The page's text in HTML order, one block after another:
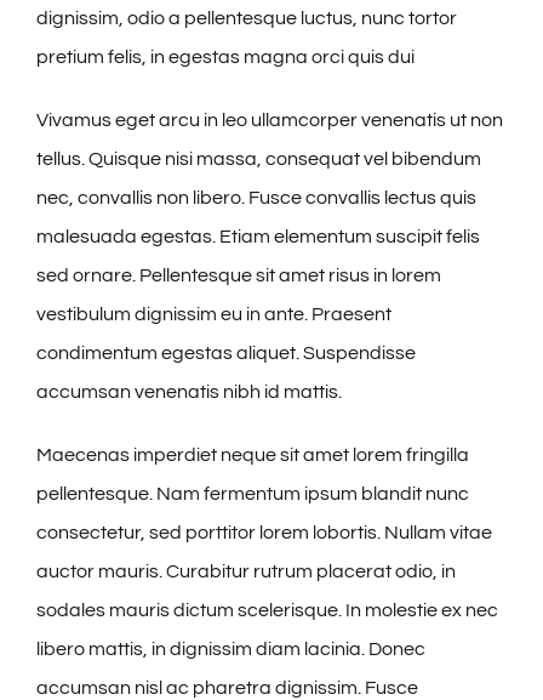
dignissim, odio a pellentesque luctus, nunc tortor
pretium felis, in egestas magna orci quis dui
Vivamus eget arcu in leo ullamcorper venenatis ut non
tellus. Quisque nisi massa, consequat vel bibendum
nec, convallis non libero. Fusce convallis lectus quis
malesuada egestas. Etiam elementum suscipit felis
sed ornare. Pellentesque sit amet risus in lorem
vestibulum dignissim eu in ante. Praesent
condimentum egestas aliquet. Suspendisse
accumsan venenatis nibh id mattis.
Maecenas imperdiet neque sit amet lorem fringilla
pellentesque. Nam fermentum ipsum blandit nunc
consectetur, sed porttitor lorem lobortis. Nullam vitae
auctor mauris. Curabitur rutrum placerat odio, in
sodales mauris dictum scelerisque. In molestie ex nec
libero mattis, in dignissim diam lacinia. Donec
accumsan nisl ac pharetra dignissim. Fusce